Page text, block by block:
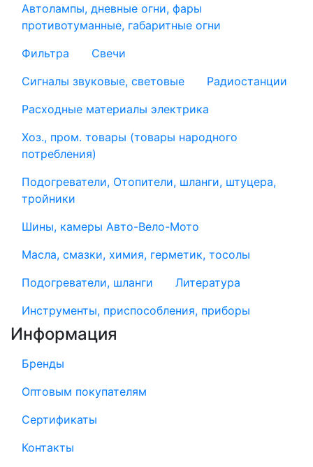
Автолампы, дневные огни, фары
противотуманные, габаритные огни
Фильтра
Свечи
Сигналы звуковые, световые
Радиостанции
Расходные материалы электрика
Хоз., пром. товары (товары народного
потребления)
Подогреватели, Отопители, шланги, штуцера,
тройники
Шины, камеры Авто-Вело-Мото
Масла, смазки, химия, герметик, тосолы
Подогреватели, шланги
Литература
Инструменты, приспособления, приборы
Информация
Бренды
Оптовым покупателям
Сертификаты
Контакты